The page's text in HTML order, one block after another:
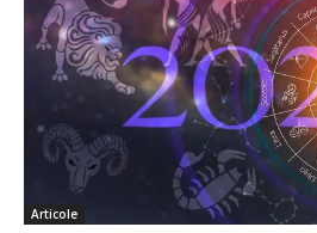
Articole